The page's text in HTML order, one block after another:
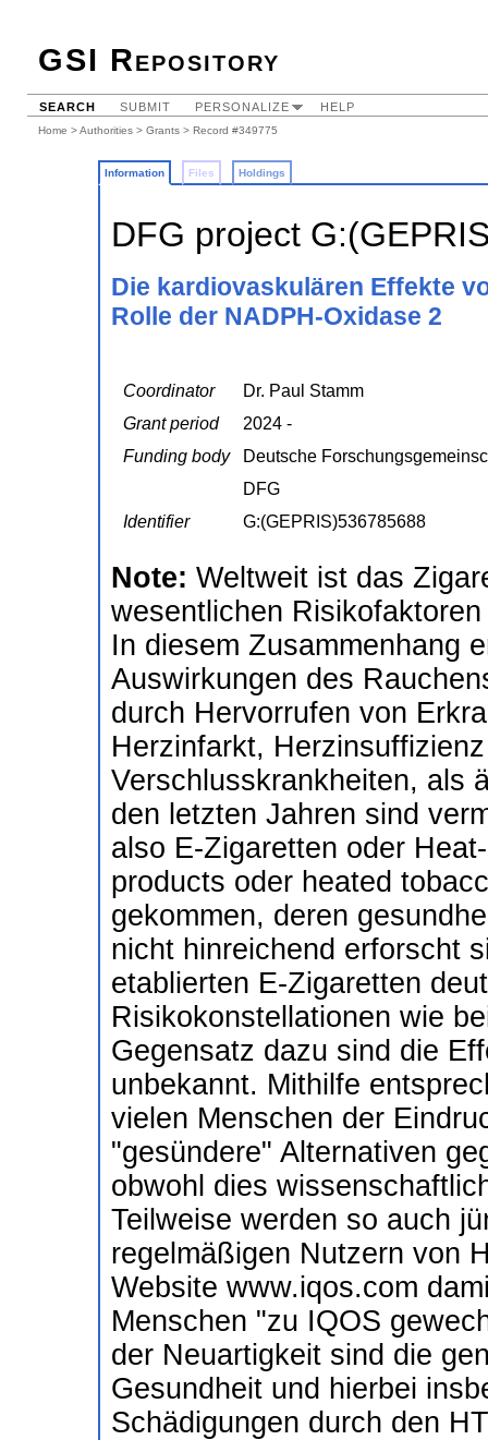
GSI Repository
SEARCH SUBMIT PERSONALIZE HELP
Home >Authorities > Grants > Record #349775
Information Files Holdings
DFG project
Die kardiovaskulären Effekte
Rolle der NADPH-Oxidase 2
Coordinator
Dr. Paul Stamm
Grant period
2024 -
Funding body
Deutsche
DFG
Identifier
G:(GEPRIS)536785688
Note: Weltweit ist das
wesentlichen
In diesem Zusammenhang
Auswirkungen des
durch Hervorrufen von
Herzinfarkt,
Verschlusskrankheiten, als
den letzten Jahren sind
also E-Zigaretten oder
products oder heated
gekommen, deren
nicht hinreichend erforscht
etablierten E-Zigaretten
Risikokonstellationen wie
Gegensatz dazu sind die
unbekannt. Mithilfe
vielen Menschen der
"gesündere" Alternativen
obwohl dies
Teilweise werden so auch
regelmäßigen Nutzern von
Website www.iqos.com
Menschen "zu IQOS
der Neuartigkeit sind die
Gesundheit und hierbei
Schädigungen durch den